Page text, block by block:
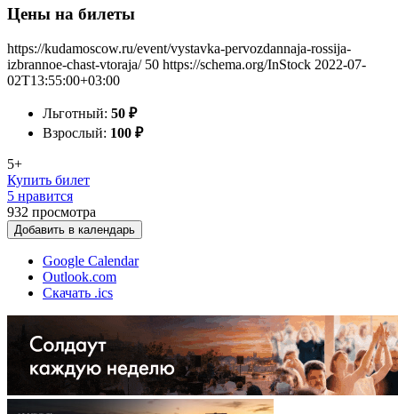
Цены на билеты
https://kudamoscow.ru/event/vystavka-pervozdannaja-rossija-
izbrannoe-chast-vtoraja/ 50 https://schema.org/InStock 2022-07-
02T13:55:00+03:00
Льготный: 50 ₽
Взрослый: 100 ₽
5+
Купить билет
5 нравится
932 просмотра
Добавить в календарь
Google Calendar
Outlook.com
Скачать .ics